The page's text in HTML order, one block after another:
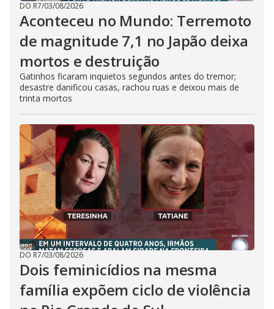
DO R7/03/08/2026
Aconteceu no Mundo: Terremoto
de magnitude 7,1 no Japão deixa
mortos e destruição
Gatinhos ficaram inquietos segundos antes do tremor;
desastre danificou casas, rachou ruas e deixou mais de
trinta mortos
DO R7/03/08/2026
Dois feminicídios na mesma
família expõem ciclo de violência